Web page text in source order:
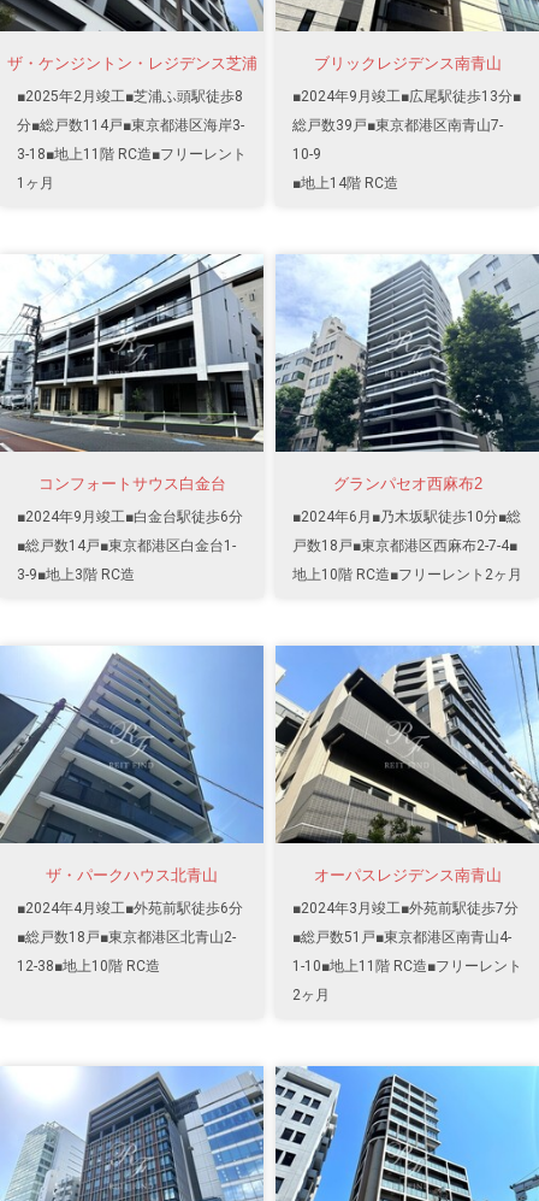
ザ・ケンジントン・レジデンス芝浦
■2025年2月竣工■芝浦ふ頭駅徒歩8
分■総戸数114戸■東京都港区海岸3-
3-18■地上11階 RC造■フリーレント
1ヶ月
ブリックレジデンス南青山
■2024年9月竣工■広尾駅徒歩13分■
総戸数39戸■東京都港区南青山7-
10-9
■地上14階 RC造
コンフォートサウス白金台
■2024年9月竣工■白金台駅徒歩6分
■総戸数14戸■東京都港区白金台1-
3-9■地上3階 RC造
グランパセオ西麻布2
■2024年6月■乃木坂駅徒歩10分■総
戸数18戸■東京都港区西麻布2-7-4■
地上10階 RC造■フリーレント2ヶ月
ザ・パークハウス北青山
■2024年4月竣工■外苑前駅徒歩6分
■総戸数18戸■東京都港区北青山2-
12-38■地上10階 RC造
オーパスレジデンス南青山
■2024年3月竣工■外苑前駅徒歩7分
■総戸数51戸■東京都港区南青山4-
1-10■地上11階 RC造■フリーレント
2ヶ月